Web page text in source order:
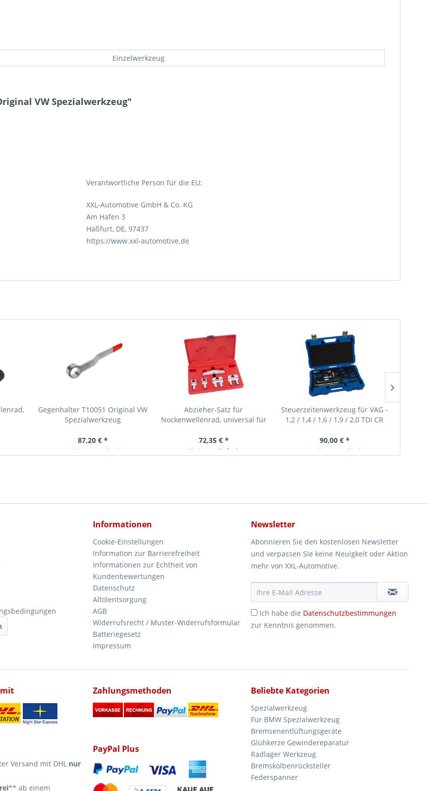
Einzelwerkzeug
VW Spezialwerkzeug"
Verantwortliche Person für die EU:
XXL-Automotive GmbH & Co. KG
Am Hafen 3
Haßfurt, DE, 97437
https://www.xxl-automotive.de
Gegenhalter T10051 Original VW
Spezialwerkzeug
87,20 € *
In Kürze verfügbar
Abzieher-Satz für
Nockenwellenrad, universal für
72,35 € *
Ab Lager lieferbar
Steuerzeitenwerkzeug für VAG -
1,2 / 1,4 / 1,6 / 1,9 / 2,0 TDI CR
90,00 € *
In Kürze verfügbar
Informationen
Cookie-Einstellungen
Information zur Barrierefreiheit
Informationen zur Echtheit von
Kundenbewertungen
Datenschutz
Altölentsorgung
AGB
Widerrufsrecht / Muster-Widerrufsformular
Batteriegesetz
Impressum
Newsletter
Abonnieren Sie den kostenlosen Newsletter
und verpassen Sie keine Neuigkeit oder Aktion
mehr von XXL-Automotive.
Ich habe die Datenschutzbestimmungen
zur Kenntnis genommen.
Versand mit DHL nur
** ab einem
Zahlungsmethoden
PayPal Plus
Beliebte Kategorien
Spezialwerkzeug
Für BMW Spezialwerkzeug
Bremsenentlüftungsgeräte
Glühkerze Gewindereparatur
Radlager Werkzeug
Bremskolbenrücksteller
Federspanner